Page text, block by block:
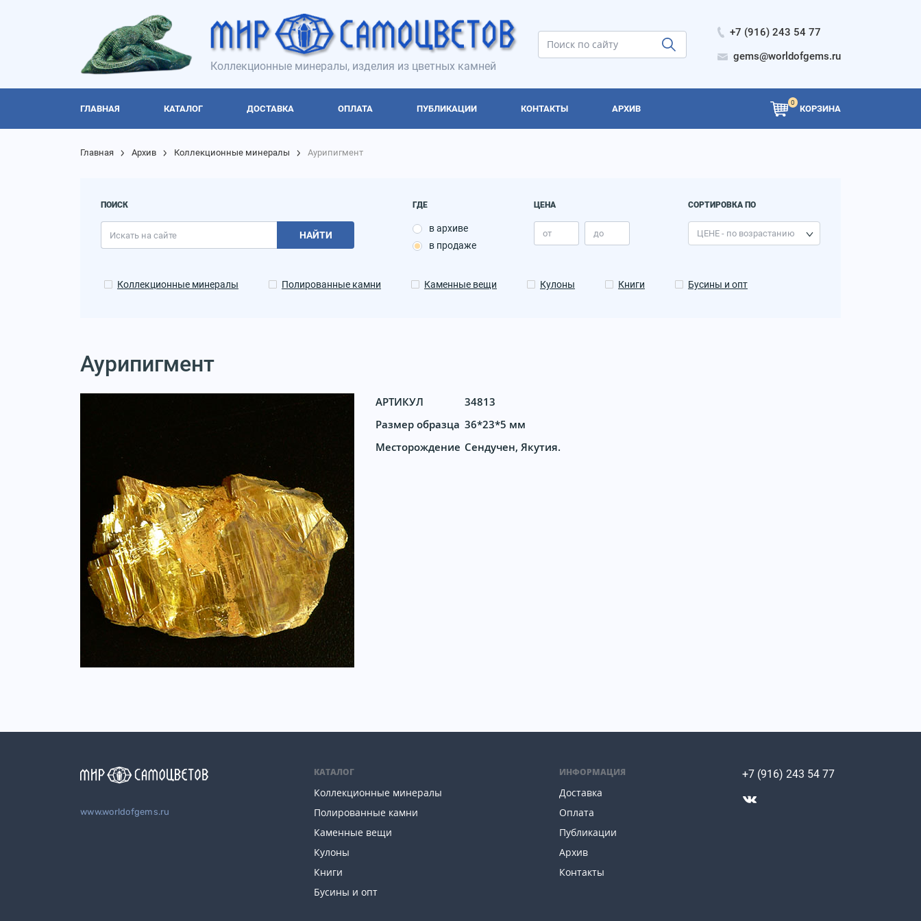
Коллекционные минералы, изделия из цветных камней
+7 (916) 243 54 77
gems@worldofgems.ru
ГЛАВНАЯ КАТАЛОГ ДОСТАВКА ОПЛАТА ПУБЛИКАЦИИ КОНТАКТЫ АРХИВ
0
КОРЗИНА
Главная Архив Коллекционные минералы Аурипигмент
ПОИСК
НАЙТИ
ГДЕ
в архиве
в продаже
ЦЕНА СОРТИРОВКА ПО
Коллекционные минералы Полированные камни Каменные вещи Кулоны Книги Бусины и опт
Аурипигмент
АРТИКУЛ
34813
Размер образца 36*23*5 мм
Месторождение Сендучен, Якутия.
www.worldofgems.ru
КАТАЛОГ
Коллекционные минералы
Полированные камни
Каменные вещи
Кулоны
Книги
Бусины и опт
ИНФОРМАЦИЯ
Доставка
Оплата
Публикации
Архив
Контакты
+7 (916) 243 54 77